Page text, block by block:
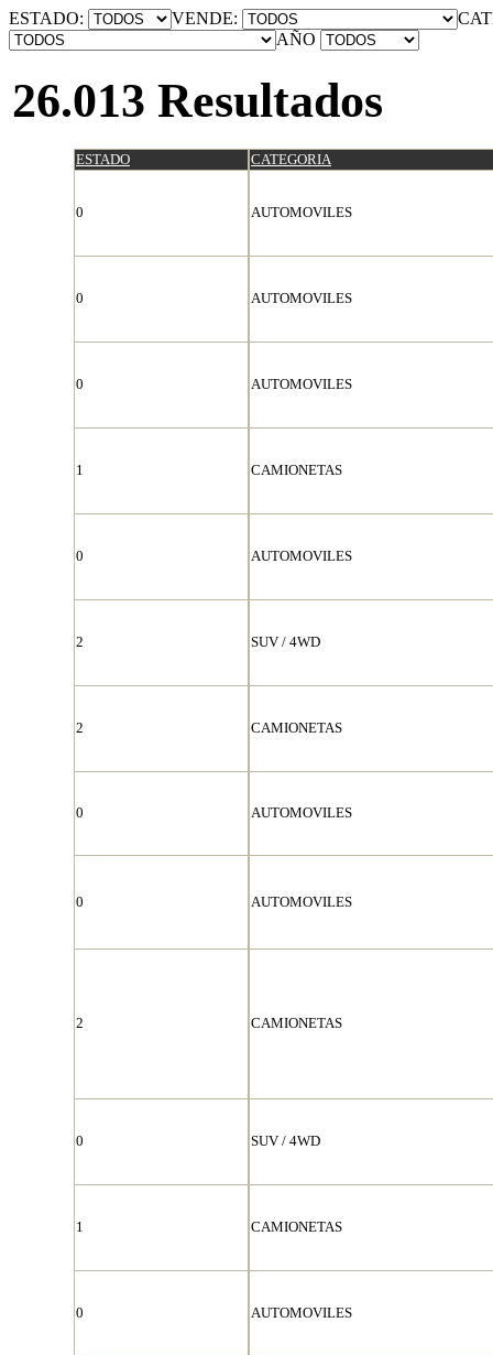
ESTADO: VENDE:
AÑO
26.013 Resultados
ESTADO CATEGORIA
0 AUTOMOVILES
0 AUTOMOVILES
0 AUTOMOVILES
1 CAMIONETAS
0 AUTOMOVILES
2 SUV / 4WD
2 CAMIONETAS
0 AUTOMOVILES
0 AUTOMOVILES
2 CAMIONETAS
0 SUV / 4WD
1 CAMIONETAS
0 AUTOMOVILES